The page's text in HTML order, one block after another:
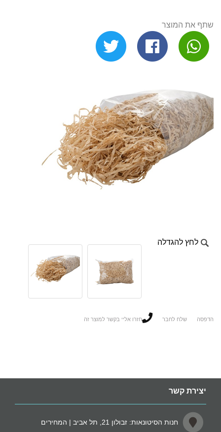
שתף את המוצר
לחץ להגדלה
הדפסה שלח לחבר חזרו אליי בקשר למוצר זה
יצירת קשר
חנות הסיטונאות: זבולון 21, תל אביב | המחירים